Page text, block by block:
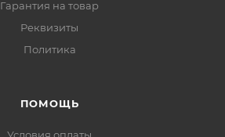
Гарантия на товар
Реквизиты
Политика
ПОМОЩЬ